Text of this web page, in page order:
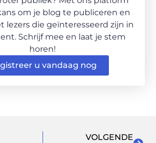
om je blog te publiceren en
lezers die geïnteresseerd zijn in
Schrijf mee en laat je stem
horen!
u vandaag nog
VOLGENDE